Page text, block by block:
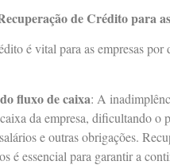
de Crédito para
é vital para as empresas por
fluxo de caixa: A
da empresa, dificultando o
e outras obrigações.
é essencial para garantir a